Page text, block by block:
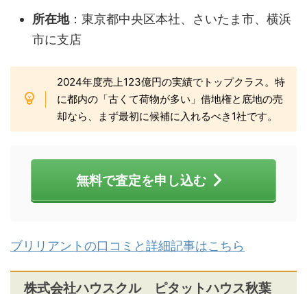
所在地：東京都中央区本社、さいたま市、横浜
市に支店
2024年度売上123億円の実績でトップクラス。特
に都内の「古くて荷物が多い」借地権と底地の売
却なら、まず最初に候補に入れるべき1社です。
無料で査定を申し込む
ブリリアントの口コミと詳細記事はこちら
株式会社ハウスクル ピタットハウス秋葉